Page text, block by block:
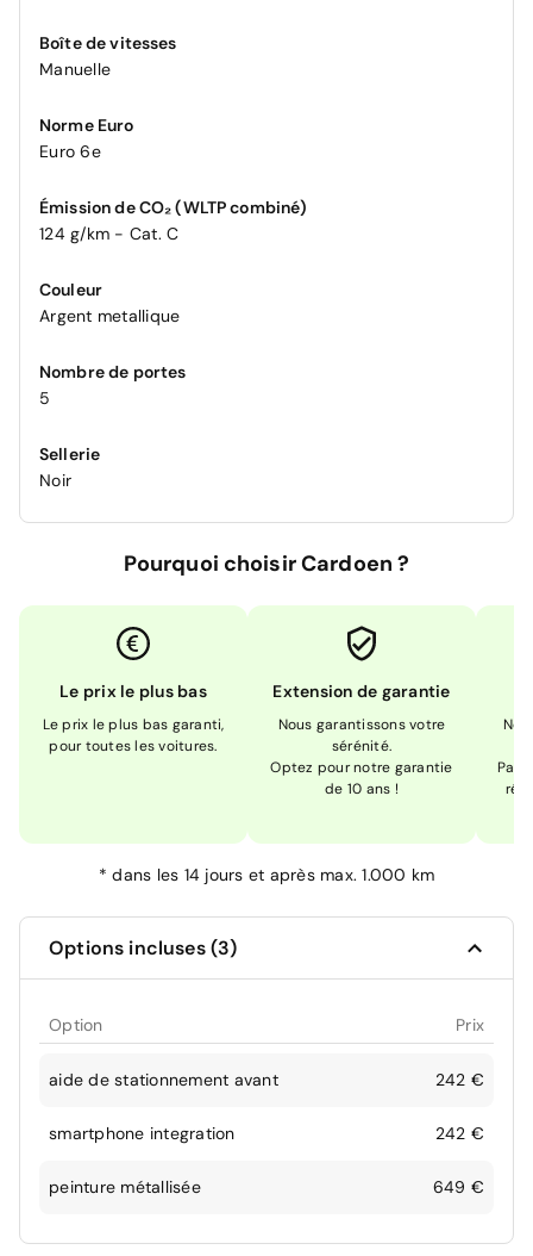
Boîte de vitesses
Manuelle
Norme Euro
Euro 6e
Émission de CO₂ (WLTP combiné)
124 g/km - Cat. C
Couleur
Argent metallique
Nombre de portes
5
Sellerie
Noir
Pourquoi choisir Cardoen ?
Le prix le plus bas
Le prix le plus bas garanti,
pour toutes les voitures.
Extension de garantie
Nous garantissons votre
sérénité.
Optez pour notre garantie
de 10 ans !
Pas
*dans les 14 jours et après max. 1.000 km
Options incluses (3)
Option Prix
aide de stationnement avant 242 €
smartphone integration 242 €
peinture métallisée 649 €